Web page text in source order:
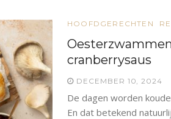
HOOFDGERECHTEN
cranberrysaus
DECEMBER 10, 2024
De dagen worden
En dat betekend